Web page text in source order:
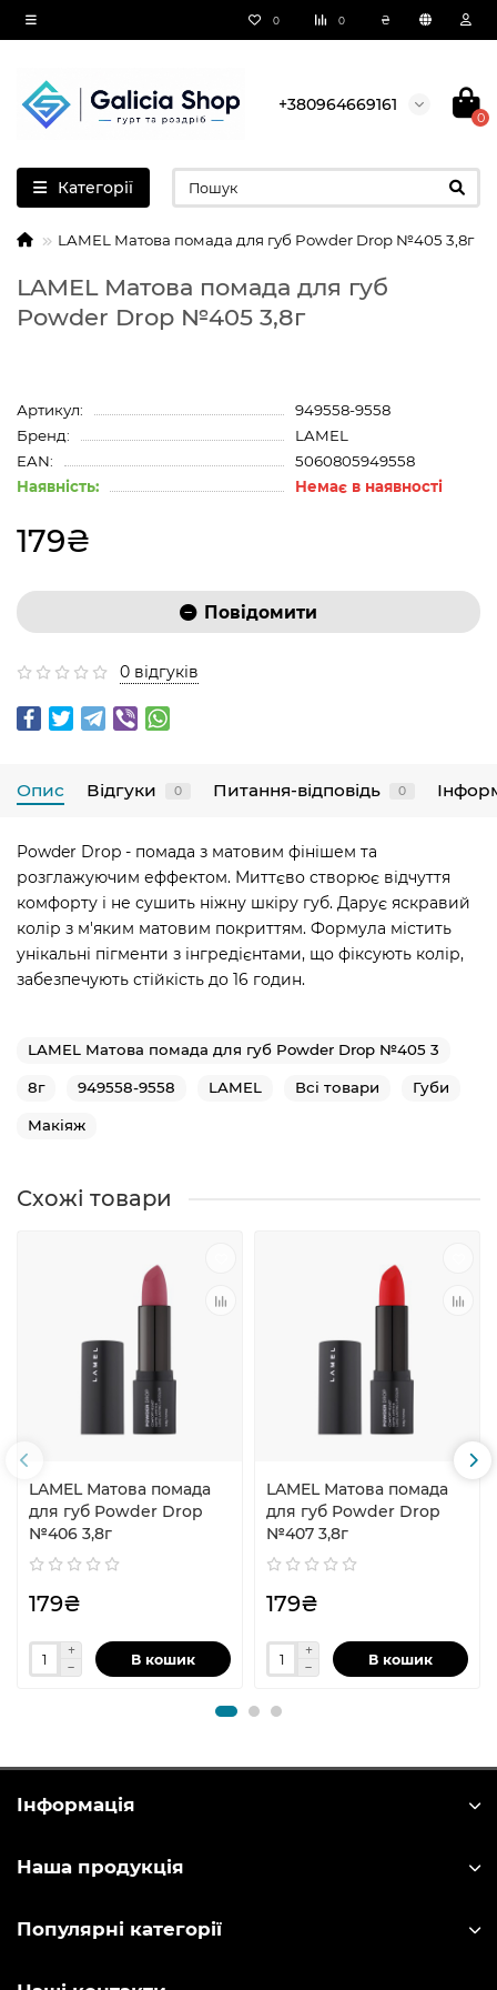
0 0 ₴
+380964669161
0
Категорії
LAMEL Матова помада для губ Powder Drop №405 3,8г
LAMEL Матова помада для губ
Powder Drop №405 3,8г
Артикул:
949558-9558
Бренд:
LAMEL
EAN:
5060805949558
Наявність:
Немає в наявності
179₴
Повідомити
0 відгуків
Опис Відгуки 0 Питання-відповідь 0
Powder Drop - помада з матовим фінішем та
розглажуючим еффектом. Миттєво створює відчуття
комфорту і не сушить ніжну шкіру губ. Дарує яскравий
колір з м'яким матовим покриттям. Формула містить
унікальні пігменти з інгредієнтами, що фіксують колір,
забезпечують стійкість до 16 годин.
LAMEL Матова помада для губ Powder Drop №405 3
8г 949558-9558 LAMEL Всі товари Губи
Макіяж
Схожі товари
LAMEL Матова помада
для губ Powder Drop
№406 3,8г
179₴
В кошик
LAMEL Матова помада
для губ Powder Drop
№407 3,8г
179₴
В кошик
Інформація
Наша продукція
Популярні категорії